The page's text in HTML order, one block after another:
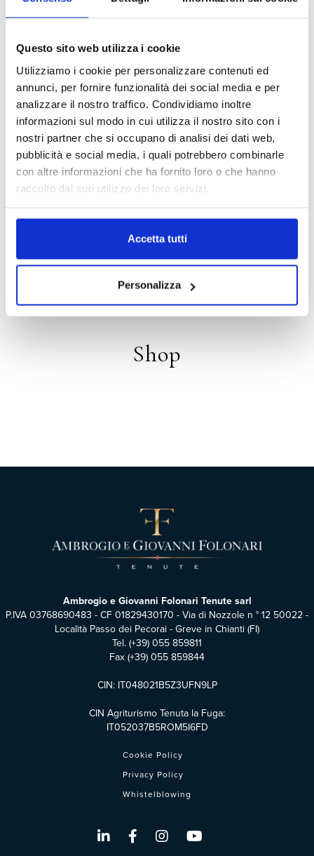
Questo sito web utilizza i cookie
Utilizziamo i cookie per personalizzare contenuti ed
annunci, per fornire funzionalità dei social media e per
analizzare il nostro traffico. Condividiamo inoltre
informazioni sul modo in cui utilizza il nostro sito con i
nostri partner che si occupano di analisi dei dati web,
pubblicità e social media, i quali potrebbero combinarle
con altre informazioni che ha fornito loro o che hanno
raccolto dal suo utilizzo dei loro servizi.
Accetta tutti
Personalizza
TERRITORIO
TIPOLOGIA
Esperienze
VISITE E DEGUSTAZIONI
OSPITALITÀ
Distribuzione
Shop
Cookie Policy
Privacy Policy
Whistelblowing
Ambrogio e Giovanni Folonari Tenute sarl
P.IVA 03768690483 - CF 01829430170 - Via di Nozzole n ° 12 50022 -
Località Passo dei Pecorai - Greve in Chianti (FI)
Tel. (+39) 055 859811
Fax (+39) 055 859844
CIN: IT048021B5Z3UFN9LP
CIN Agriturismo Tenuta la Fuga:
IT052037B5ROM5I6FD